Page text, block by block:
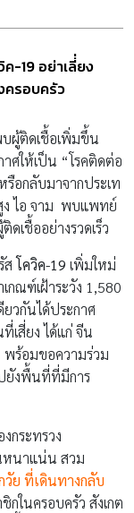
-19 อย่าเลี่่ยง
รอบครัว
ผู้ติดเชื้อเพิ่มขึ้น
ศให้เป็น “โรคติดต่อ
อกลับมาจากประเท
ง ไอ จาม พบแพทย์
เชื้ออย่างรวดเร็ว
สโควิค-19 เพิ่มใหม่
กณฑ์เฝ้าระวัง 1,580
ยวกันได้ประกาศ
เสี่ยง ได้แก่ จีน
พร้อมขอความร่วม
ยังพื้นที่ที่มีการ
กระทรวง
หนาแน่น สวม
ย ที่เดินทางกลับ
กในครอบครัว สังเกต